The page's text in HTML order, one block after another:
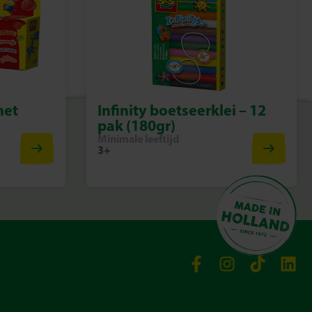
Infinity boetseerklei – 12
pak (180gr)
Minimale leeftijd
3+